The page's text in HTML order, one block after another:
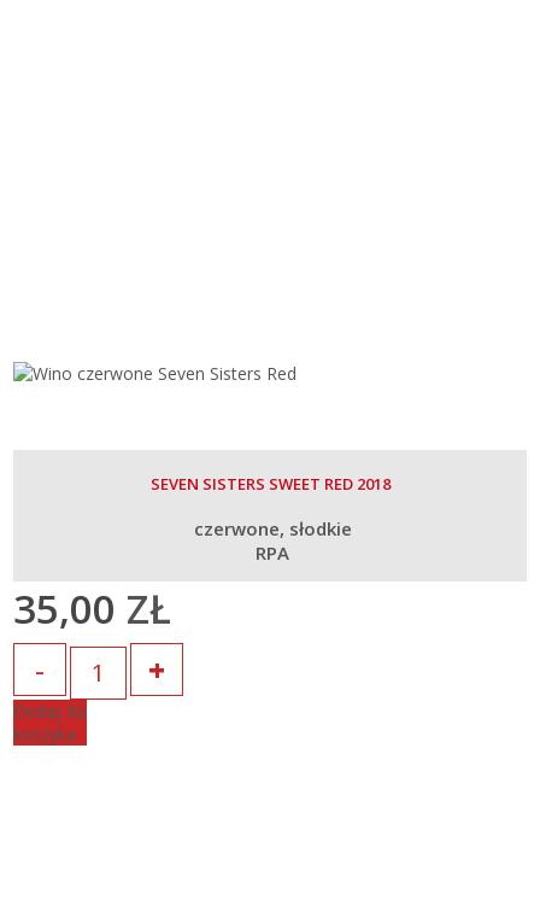
SEVEN SISTERS SWEET RED 2018
czerwone słodkie
RPA
35,00 ZŁ
Dodaj do
koszyka